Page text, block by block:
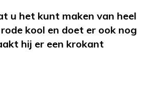
u het kunt maken van heel
kool en doet er ook nog
hij er een krokant